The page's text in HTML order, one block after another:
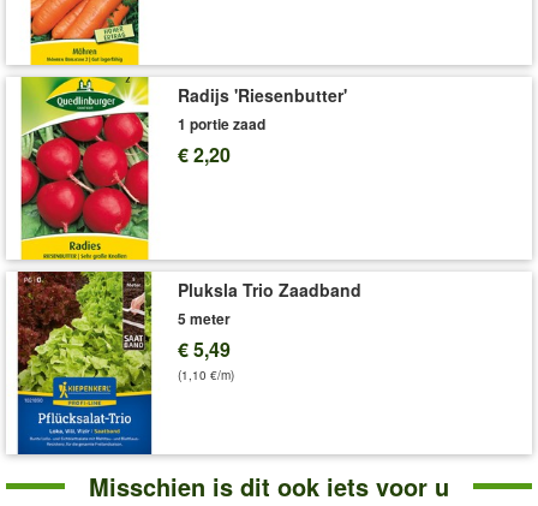
Radijs 'Riesenbutter'
1 portie zaad
€ 2,20
Pluksla Trio Zaadband
5 meter
€ 5,49
(1,10 €/m)
Misschien is dit ook iets voor u